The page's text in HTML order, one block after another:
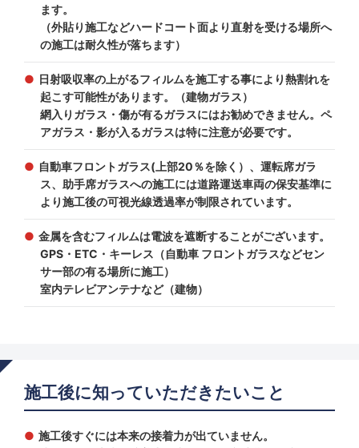
ます。
（外貼り施工などハードコート面より直射を受ける場所へ
の施工は耐久性が落ちます）
日射吸収率の上がるフィルムを施工する事により熱割れを
起こす可能性があります。（建物ガラス）
網入りガラス・傷が有るガラスにはお勧めできません。ペ
アガラス・影が入るガラスは特に注意が必要です。
自動車フロントガラス(上部20％を除く）、運転席ガラ
ス、助手席ガラスへの施工には道路運送車両の保安基準に
より施工後の可視光線透過率が制限されています。
金属を含むフィルムは電波を遮断することがございます。
GPS・ETC・キーレス（自動車 フロントガラスなどセン
サー部の有る場所に施工）
室内テレビアンテナなど（建物）
施工後に知っていただきたいこと
施工後すぐには本来の接着力が出ていません。